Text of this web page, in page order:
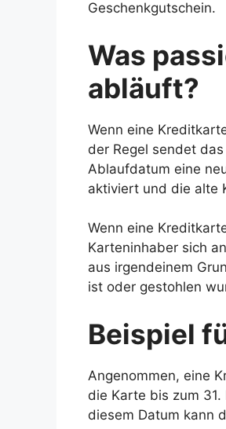
Geschenkgutschein.
Was
abläuft?
Wenn eine
der Regel sendet
Ablaufdatum eine
aktiviert und die alte
Wenn eine
Karteninhaber sich
aus irgendeinem
ist oder gestohlen
Beispiel
Angenommen, eine
die Karte bis zum
diesem Datum kann